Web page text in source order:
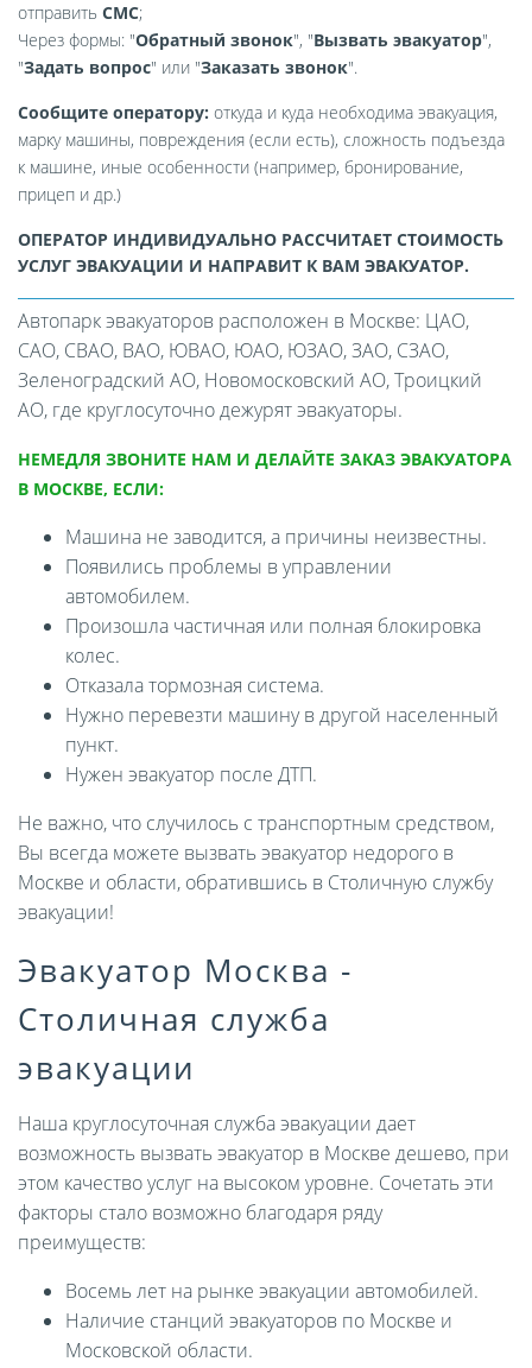
отправить СМС;
Через формы: "Обратный звонок", "Вызвать эвакуатор",
"Задать вопрос" или "Заказать звонок".
Сообщите оператору: откуда и куда необходима эвакуация,
марку машины, повреждения (если есть), сложность подъезда
к машине, иные особенности (например, бронирование,
прицеп и др.)
ОПЕРАТОР ИНДИВИДУАЛЬНО РАССЧИТАЕТ СТОИМОСТЬ
УСЛУГ ЭВАКУАЦИИ И НАПРАВИТ К ВАМ ЭВАКУАТОР.
Автопарк эвакуаторов расположен в Москве: ЦАО,
САО, СВАО, ВАО, ЮВАО, ЮАО, ЮЗАО, ЗАО, СЗАО,
Зеленоградский АО, Новомосковский АО, Троицкий
АО, где круглосуточно дежурят эвакуаторы.
НЕМЕДЛЯ ЗВОНИТЕ НАМ И ДЕЛАЙТЕ ЗАКАЗ ЭВАКУАТОРА
В МОСКВЕ, ЕСЛИ:
Машина не заводится, а причины неизвестны.
Появились проблемы в управлении
автомобилем.
Произошла частичная или полная блокировка
колес.
Отказала тормозная система.
Нужно перевезти машину в другой населенный
пункт.
Нужен эвакуатор после ДТП.
Не важно, что случилось с транспортным средством,
Вы всегда можете вызвать эвакуатор недорого в
Москве и области, обратившись в Столичную службу
эвакуации!
Эвакуатор Москва -
Столичная служба
эвакуации
Наша круглосуточная служба эвакуации дает
возможность вызвать эвакуатор в Москве дешево, при
этом качество услуг на высоком уровне. Сочетать эти
факторы стало возможно благодаря ряду
преимуществ:
Восемь лет на рынке эвакуации автомобилей.
Наличие станций эвакуаторов по Москве и
Московской области.